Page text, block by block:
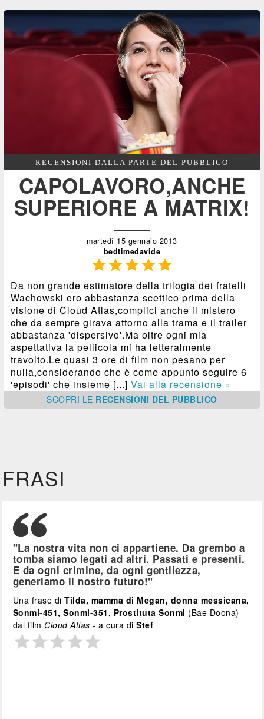
RECENSIONI DALLA PARTE DEL PUBBLICO
CAPOLAVORO,ANCHE
SUPERIORE A MATRIX!
martedì 15 gennaio 2013
bedtimedavide

Da non grande estimatore della trilogia dei fratelli
Wachowski ero abbastanza scettico prima della
visione di Cloud Atlas,complici anche il mistero
che da sempre girava attorno alla trama e il trailer
abbastanza 'dispersivo'.Ma oltre ogni mia
aspettativa la pellicola mi ha letteralmente
travolto.Le quasi 3 ore di film non pesano per
nulla,considerando che è come appunto seguire 6
'episodi' che insieme [...]Vai alla recensione »
SCOPRI LE RECENSIONI DEL PUBBLICO
FRASI
"La nostra vita non ci appartiene. Da grembo a
tomba siamo legati ad altri. Passati e presenti.
E da ogni crimine, da ogni gentilezza,
generiamo il nostro futuro!"
Una frase diTilda, mamma di Megan, donna messicana,
Sonmi-451, Sonmi-351, Prostituta Sonmi (Bae Doona)
dal film Cloud Atlas - a cura diStef